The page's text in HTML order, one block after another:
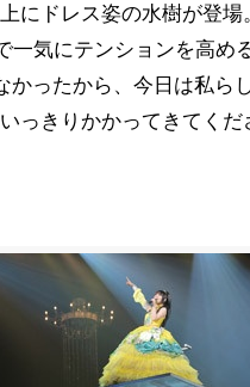
にドレス姿の水樹が登
一気にテンションを高め
かったから、今日は私ら
っきりかかってきてく